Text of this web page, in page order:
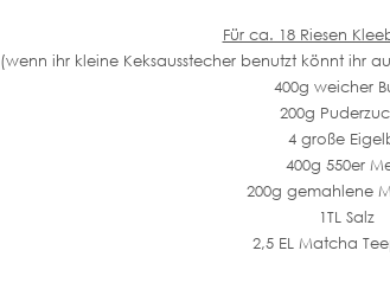
Für ca. 18 Riesen
(wenn ihr kleine Keksausstecher benutzt könnt ihr
400g weicher
200g
4 große
400g 550er
200g gemahlene
1TL Salz
2,5 EL Matcha